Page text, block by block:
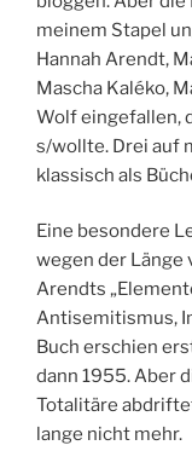
meinem Stapel
Hannah Arendt,
Mascha Kaléko,
Wolf eingefallen,
s/wollte. Drei auf
klassisch als
Eine besondere
wegen der Länge
Arendts
Antisemitismus,
Buch erschien
dann 1955. Aber
Totalitäre
lange nicht mehr.